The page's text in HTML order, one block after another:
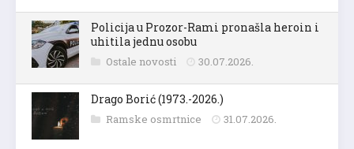
Policija u Prozor-Rami pronašla heroin i
uhitila jednu osobu
Ostale novosti 30.07.2026.
Drago Borić (1973.-2026.)
Ramske osmrtnice 31.07.2026.